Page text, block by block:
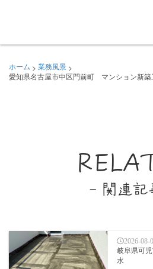
ホーム > 業務風景 >
愛知県名古屋市中区門前町 マンション新
- 関連記
2026-08-
岐阜県可
水